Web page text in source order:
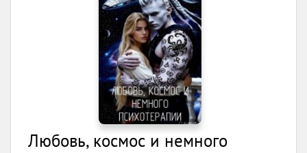
Любовь, космос и немного